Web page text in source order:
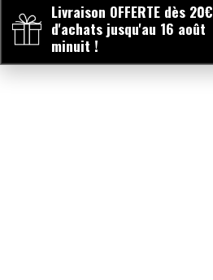
Livraison OFFERTE dès 20€
d'achats jusqu'au 16 août
minuit !